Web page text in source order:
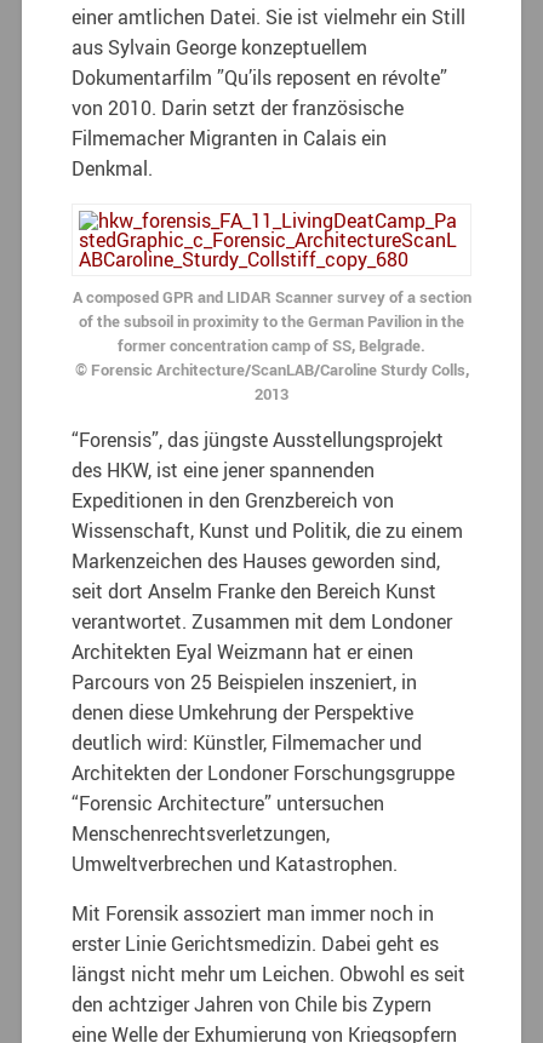
einer amtlichen Datei. Sie ist vielmehr ein Still
aus Sylvain George konzeptuellem
Dokumentarfilm ”Qu’ils reposent en révolte”
von 2010. Darin setzt der französische
Filmemacher Migranten in Calais ein
Denkmal.
A composed GPR and LIDAR Scanner survey of a section
of the subsoil in proximity to the German Pavilion in the
former concentration camp of SS, Belgrade.
© Forensic Architecture/ScanLAB/Caroline Sturdy Colls,
2013
“Forensis”, das jüngste Ausstellungsprojekt
des HKW, ist eine jener spannenden
Expeditionen in den Grenzbereich von
Wissenschaft, Kunst und Politik, die zu einem
Markenzeichen des Hauses geworden sind,
seit dort Anselm Franke den Bereich Kunst
verantwortet. Zusammen mit dem Londoner
Architekten Eyal Weizmann hat er einen
Parcours von 25 Beispielen inszeniert, in
denen diese Umkehrung der Perspektive
deutlich wird: Künstler, Filmemacher und
Architekten der Londoner Forschungsgruppe
“Forensic Architecture” untersuchen
Menschenrechtsverletzungen,
Umweltverbrechen und Katastrophen.
Mit Forensik assoziert man immer noch in
erster Linie Gerichtsmedizin. Dabei geht es
längst nicht mehr um Leichen. Obwohl es seit
den achtziger Jahren von Chile bis Zypern
eine Welle der Exhumierung von Kriegsopfern